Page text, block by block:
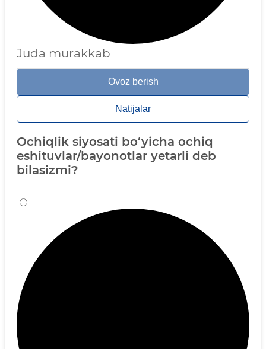
Juda murakkab
Ovoz berish
Natijalar
Ochiqlik siyosati bo‘yicha ochiq
eshituvlar/bayonotlar yetarli deb
bilasizmi?